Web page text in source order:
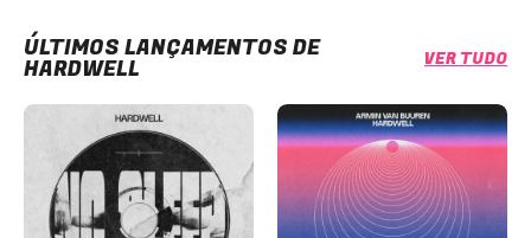
ÚLTIMOS LANÇAMENTOS DE
HARDWELL VER TUDO